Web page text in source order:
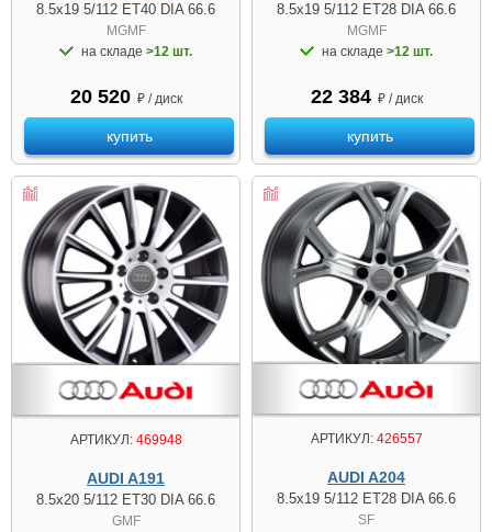
8.5x19 5/112 ET40 DIA 66.6
MGMF
на складе >12 шт.
20 520 ₽ / диск
купить
8.5x19 5/112 ET28 DIA 66.6
MGMF
на складе >12 шт.
22 384 ₽ / диск
купить
АРТИКУЛ:469948
AUDI A191
8.5x20 5/112 ET30 DIA 66.6
GMF
АРТИКУЛ:426557
AUDI A204
8.5x19 5/112 ET28 DIA 66.6
SF